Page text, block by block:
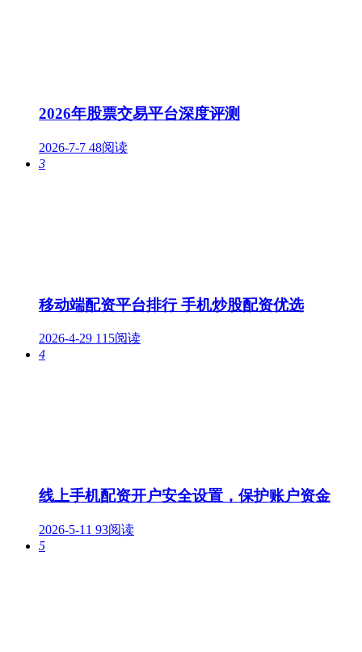
2026年股票交易平台深度评测
2026-7-7 48阅读
3
移动端配资平台排行 手机炒股配资优选
2026-4-29 115阅读
4
线上手机配资开户安全设置，保护账户资金
2026-5-11 93阅读
5